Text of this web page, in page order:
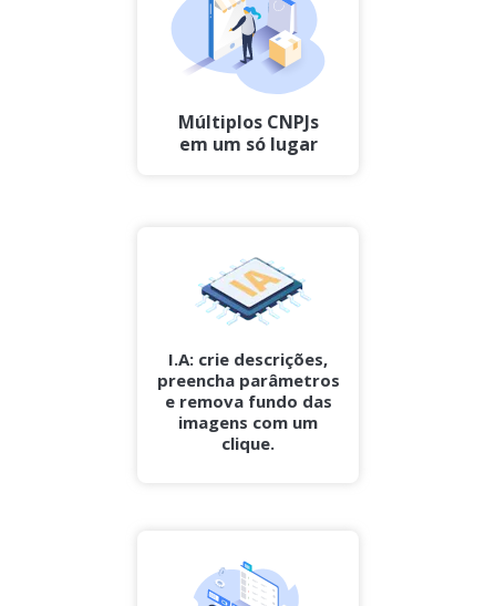
Múltiplos CNPJs
em um só lugar
I.A: crie descrições,
preencha parâmetros
e remova fundo das
imagens com um
clique.